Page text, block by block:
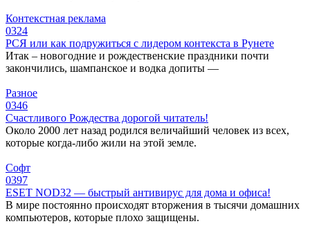
Контекстная реклама
0324
РСЯ или как подружиться с лидером контекста в Рунете
Итак – новогодние и рождественские праздники почти
закончились, шампанское и водка допиты —
Разное
0346
Cчастливого Рождества дорогой читатель!
Около 2000 лет назад родился величайший человек из всех,
которые когда-либо жили на этой земле.
Софт
0397
ESET NOD32 — быстрый антивирус для дома и офиса!
В мире постоянно происходят вторжения в тысячи домашних
компьютеров, которые плохо защищены.